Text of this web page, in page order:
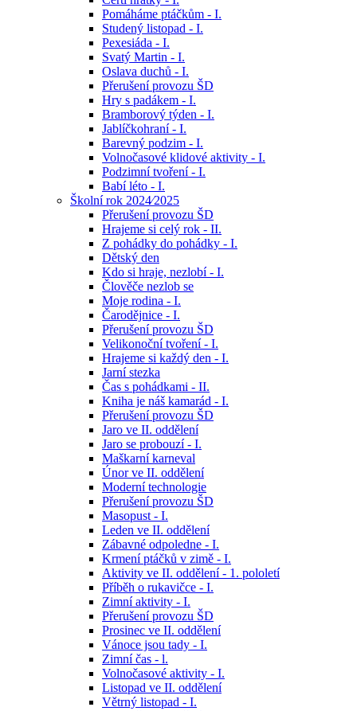
Pomáháme ptáčkům - I.
Studený listopad - I.
Pexesiáda - I.
Svatý Martin - I.
Oslava duchů - I.
Přerušení provozu ŠD
Hry s padákem - I.
Bramborový týden - I.
Jablíčkohraní - I.
Barevný podzim - I.
Volnočasové klidové aktivity - I.
Podzimní tvoření - I.
Babí léto - I.
Školní rok 2024⁄2025
Přerušení provozu ŠD
Hrajeme si celý rok - II.
Z pohádky do pohádky - I.
Dětský den
Kdo si hraje, nezlobí - I.
Člověče nezlob se
Moje rodina - I.
Čarodějnice - I.
Přerušení provozu ŠD
Velikonoční tvoření - I.
Hrajeme si každý den - I.
Jarní stezka
Čas s pohádkami - II.
Kniha je náš kamarád - I.
Přerušení provozu ŠD
Jaro ve II. oddělení
Jaro se probouzí - I.
Maškarní karneval
Únor ve II. oddělení
Moderní technologie
Přerušení provozu ŠD
Masopust - I.
Leden ve II. oddělení
Zábavné odpoledne - I.
Krmení ptáčků v zimě - I.
Aktivity ve II. oddělení - 1. pololetí
Příběh o rukavičce - I.
Zimní aktivity - I.
Přerušení provozu ŠD
Prosinec ve II. oddělení
Vánoce jsou tady - I.
Zimní čas - l.
Volnočasové aktivity - I.
Listopad ve II. oddělení
Větrný listopad - I.